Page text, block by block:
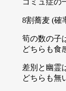
8割蕎麦 (確
筍の数の子
どちらも食
差別と幽霊
どちらも無